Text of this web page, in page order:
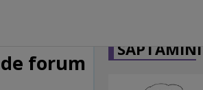
forum